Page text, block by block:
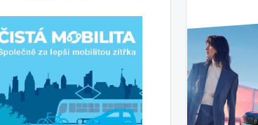
ženy-
řidičky